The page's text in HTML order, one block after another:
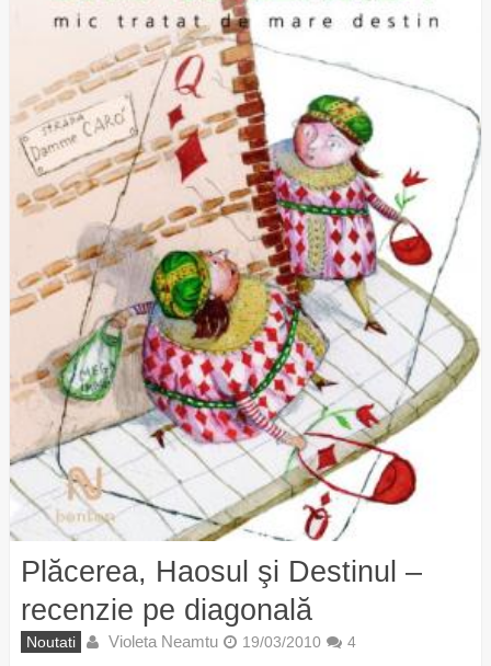
Plăcerea, Haosul şi Destinul –
recenzie pe diagonală
Noutati Violeta Neamtu 19/03/2010 4